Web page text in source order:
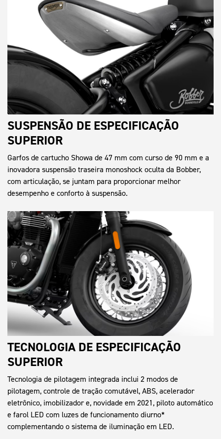
SUSPENSÃO DE ESPECIFICAÇÃO
SUPERIOR
Garfos de cartucho Showa de 47 mm com curso de 90 mm e a
inovadora suspensão traseira monoshock oculta da Bobber,
com articulação, se juntam para proporcionar melhor
desempenho e conforto à suspensão.
TECNOLOGIA DE ESPECIFICAÇÃO
SUPERIOR
Tecnologia de pilotagem integrada inclui 2 modos de
pilotagem, controle de tração comutável, ABS, acelerador
eletrônico, imobilizador e, novidade em 2021, piloto automático
e farol LED com luzes de funcionamento diurno*
complementando o sistema de iluminação em LED.